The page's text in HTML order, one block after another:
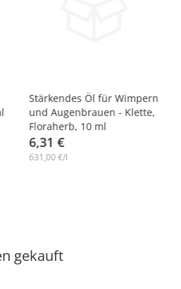
Stärkendes Öl für Wimpern
und Augenbrauen - Klette,
Floraherb, 10 ml
6,31 €
631,00 €/l
gekauft